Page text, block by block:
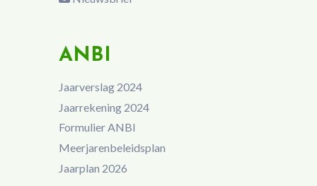
ANBI
Jaarverslag 2024
Jaarrekening 2024
Formulier ANBI
Meerjarenbeleidsplan
Jaarplan 2026